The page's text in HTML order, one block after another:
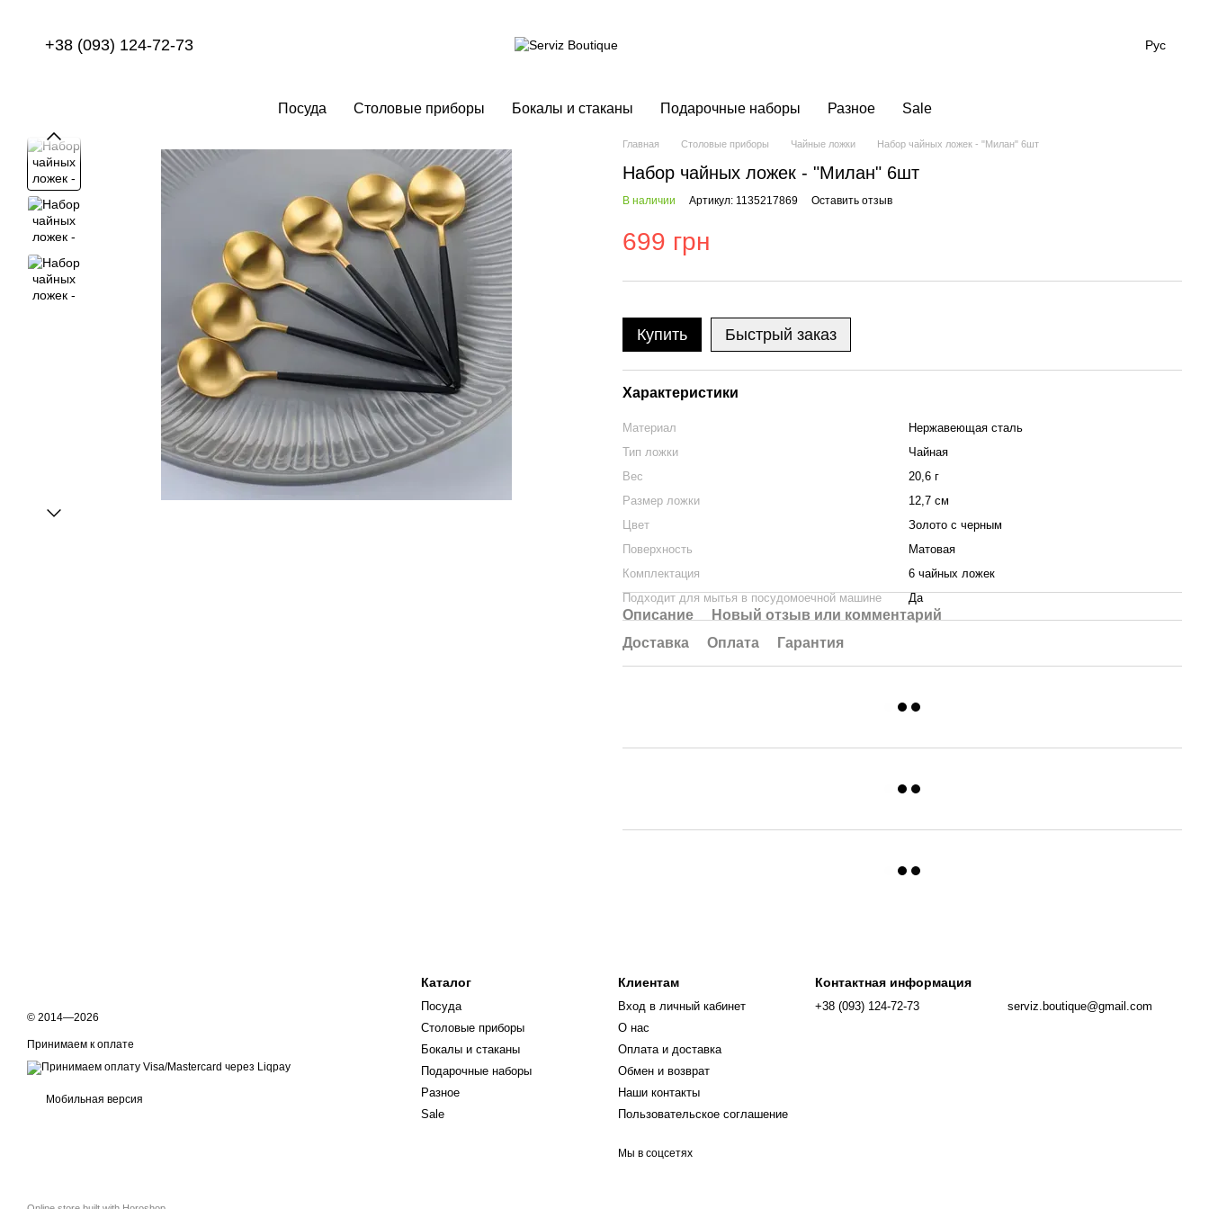
+38 (093) 124-72-73 Рус
Посуда Столовые приборы Бокалы и стаканы Подарочные наборы Разное Sale
Главная Столовые приборы Чайные ложки Набор чайных ложек - "Милан" 6шт
Набор чайных ложек - "Милан" 6шт
В наличии Артикул: 1135217869 Оставить отзыв
699 грн
Купить Быстрый заказ
Характеристики
Материал
Нержавеющая сталь
Тип ложки
Чайная
Вес
20,6 г
Размер ложки
12,7 см
Цвет
Золото с черным
Поверхность
Матовая
Комплектация
6 чайных ложек
Подходит для мытья в посудомоечной машине
Да
Описание
Новый отзыв или комментарий
Доставка
Оплата Гарантия
© 2014—2026
Принимаем к оплате
Мобильная версия
Каталог
Посуда
Столовые приборы
Бокалы и стаканы
Подарочные наборы
Разное
Sale
Клиентам
Вход в личный кабинет
О нас
Оплата и доставка
Обмен и возврат
Наши контакты
Пользовательское соглашение
Мы в соцсетях
Контактная информация
+38 (093) 124-72-73 serviz.boutique@gmail.com